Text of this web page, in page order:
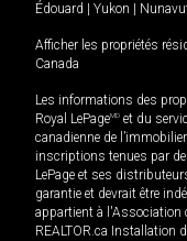
Édouard
Yukon
Afficher les propriétés
Canada
Les informations des
Royal LePageMD et du
canadienne de
inscriptions tenues par
LePage et ses
garantie et devrait être
appartient à l'Association
REALTOR.ca Installation